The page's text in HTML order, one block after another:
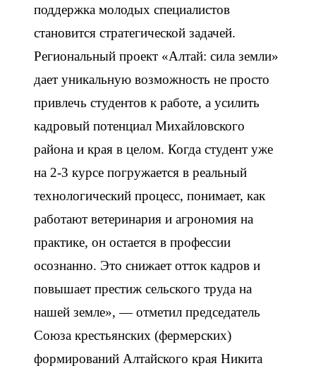
поддержка молодых специалистов
становится стратегической задачей.
Региональный проект «Алтай: сила земли»
дает уникальную возможность не просто
привлечь студентов к работе, а усилить
кадровый потенциал Михайловского
района и края в целом. Когда студент уже
на 2-3 курсе погружается в реальный
технологический процесс, понимает, как
работают ветеринария и агрономия на
практике, он остается в профессии
осознанно. Это снижает отток кадров и
повышает престиж сельского труда на
нашей земле», — отметил председатель
Союза крестьянских (фермерских)
формирований Алтайского края Никита